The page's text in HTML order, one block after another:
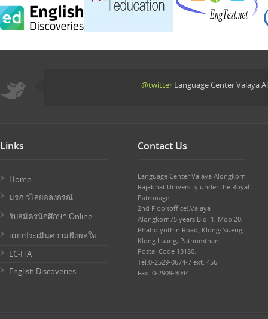
@twitter Language Center Valaya
Links
Home
มรภ.วไลยอลงกรณ์
รับสมัครนักศึกษา Online
แบบประเมินความพึงพอใจ
LC-ITA
English Discoveries
Contact Us
Language Center Valaya Alongkorn
Rajabhat University under the Royal
Patronage
2nd Floor(office).Valaya
Alongkorn75 years Bld. 1, Moo 20,
Phaholyothin Road, Klong-Nueng,
Klong Luang, Pathumthani
Postal Code 13180.
Tel.0-2529-0674-7 ext. 456
Fax. 0-2909-3044